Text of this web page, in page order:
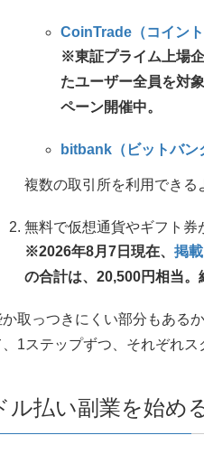
CoinTrade（コイント
※東証プライム上場
たユーザー全員を対
ペーン開催中。
bitbank（ビットバン
複数の取引所を利用できる
無料で仮想通貨やギフト券
※2026年8月7日現在、 掲
の合計は、20,500円相当
か取っつきにくい部分もある
、1ステップずつ、それぞれス
ル払い副業を始め